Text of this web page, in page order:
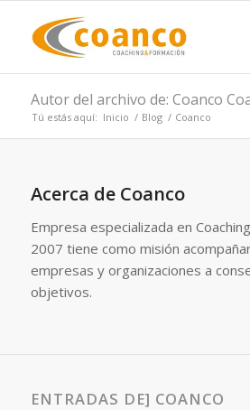
Autor del archivo de: Coanco
Tú estás aquí: Inicio / Blog / Coanco
Acerca de Coanco
Empresa especializada en
2007 tiene como misión
empresas y organizaciones a
objetivos.
ENTRADAS DE] COANCO